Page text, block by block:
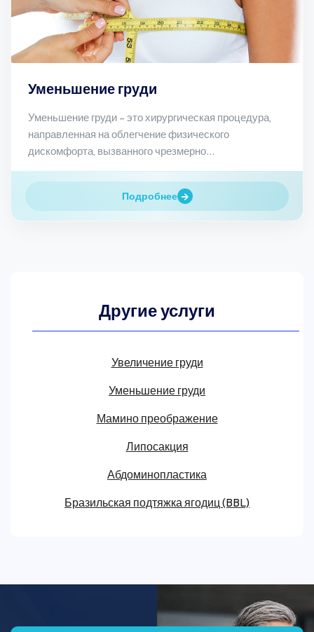
Уменьшение груди
Уменьшение груди – это хирургическая процедура,
направленная на облегчение физического
дискомфорта, вызванного чрезмерно...
Подробнее
Другие услуги
Увеличение груди
Уменьшение груди
Мамино преображение
Липосакция
Абдоминопластика
Бразильская подтяжка ягодиц (BBL)